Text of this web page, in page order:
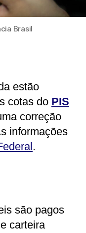
Brasil
estão
cotas do PIS
correção
informações
.
são pagos
carteira